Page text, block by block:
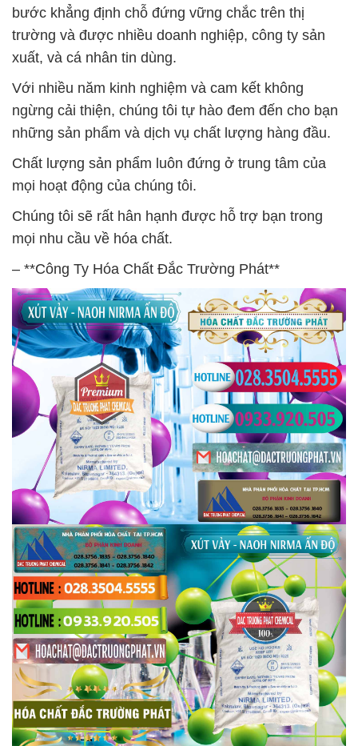
bước khẳng định chỗ đứng vững chắc trên thị
trường và được nhiều doanh nghiệp, công ty sản
xuất, và cá nhân tin dùng.
Với nhiều năm kinh nghiệm và cam kết không
ngừng cải thiện, chúng tôi tự hào đem đến cho bạn
những sản phẩm và dịch vụ chất lượng hàng đầu.
Chất lượng sản phẩm luôn đứng ở trung tâm của
mọi hoạt động của chúng tôi.
Chúng tôi sẽ rất hân hạnh được hỗ trợ bạn trong
mọi nhu cầu về hóa chất.
– **Công Ty Hóa Chất Đắc Trường Phát**